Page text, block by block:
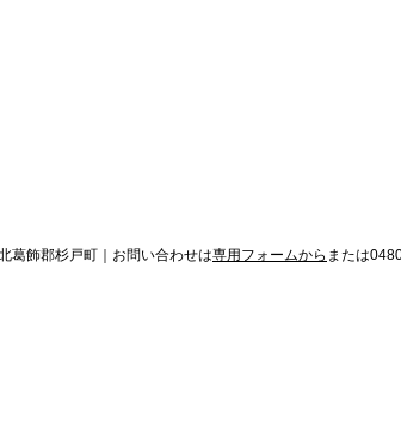
飾郡杉戸町｜ ​お問い合わせは専用フォームから または